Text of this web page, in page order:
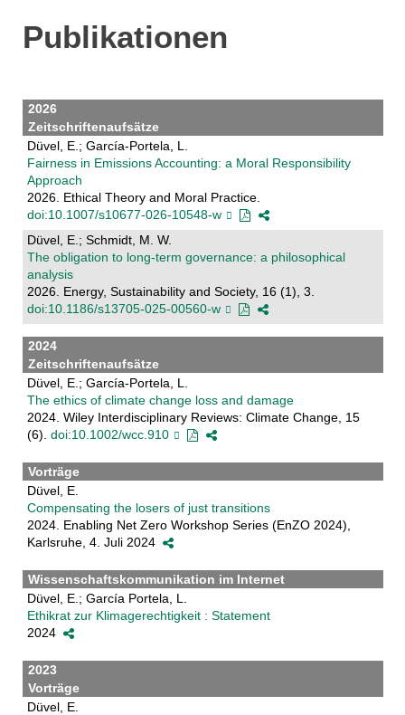
Publikationen
2026
Zeitschriftenaufsätze
Düvel, E.; García-Portela, L.
Fairness in Emissions Accounting: a Moral Responsibility
Approach
2026. Ethical Theory and Moral Practice.
doi:10.1007/s10677-026-10548-w
Düvel, E.; Schmidt, M. W.
The obligation to long-term governance: a philosophical
analysis
2026. Energy, Sustainability and Society, 16 (1), 3.
doi:10.1186/s13705-025-00560-w
2024
Zeitschriftenaufsätze
Düvel, E.; García-Portela, L.
The ethics of climate change loss and damage
2024. Wiley Interdisciplinary Reviews: Climate Change, 15
(6). doi:10.1002/wcc.910
Vorträge
Düvel, E.
Compensating the losers of just transitions
2024. Enabling Net Zero Workshop Series (EnZO 2024),
Karlsruhe, 4. Juli 2024
Wissenschaftskommunikation im Internet
Düvel, E.; García Portela, L.
Ethikrat zur Klimagerechtigkeit : Statement
2024
2023
Vorträge
Düvel, E.